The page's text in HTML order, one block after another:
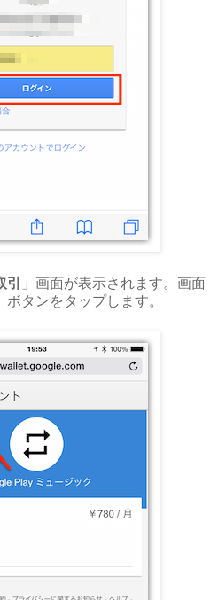
引
」画面が表示されます。画面
ボタンをタップします。